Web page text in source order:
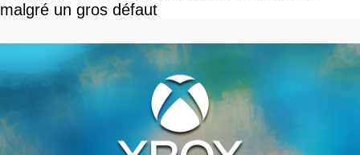
malgré un gros défaut